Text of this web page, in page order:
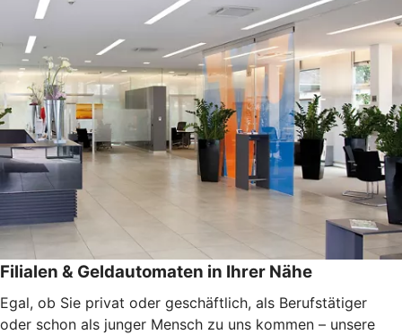
Filialen & Geldautomaten in Ihrer Nähe
Egal, ob Sie privat oder geschäftlich, als Berufstätiger
oder schon als junger Mensch zu uns kommen – unsere